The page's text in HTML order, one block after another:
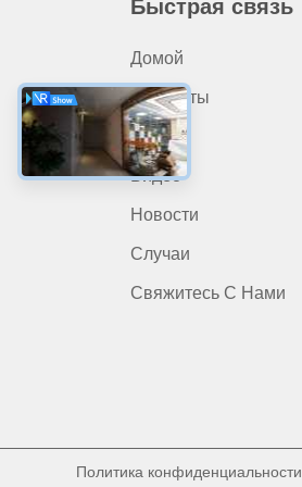
Быстрая связь
Домой
Продукты
О Мы.
Видео
Новости
Случаи
Свяжитесь С Нами
Политика конфиденциальности